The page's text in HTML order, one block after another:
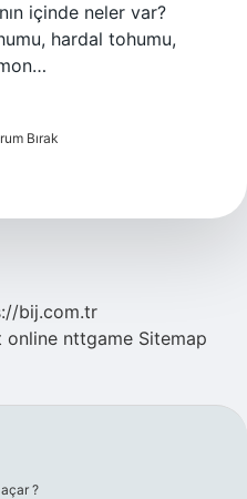
içinde neler var?
hardal tohumu,
Bırak
bij.com.tr
online nttgame Sitemap
?